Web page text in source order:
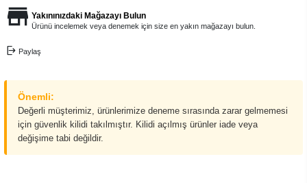
Yakınınızdaki Mağazayı Bulun
Ürünü incelemek veya denemek için size en yakın mağazayı bulun.
Paylaş
Önemli:
Değerli müşterimiz, ürünlerimize deneme sırasında zarar gelmemesi
için güvenlik kilidi takılmıştır. Kilidi açılmış ürünler iade veya
değişime tabi değildir.